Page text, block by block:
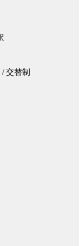
交替制